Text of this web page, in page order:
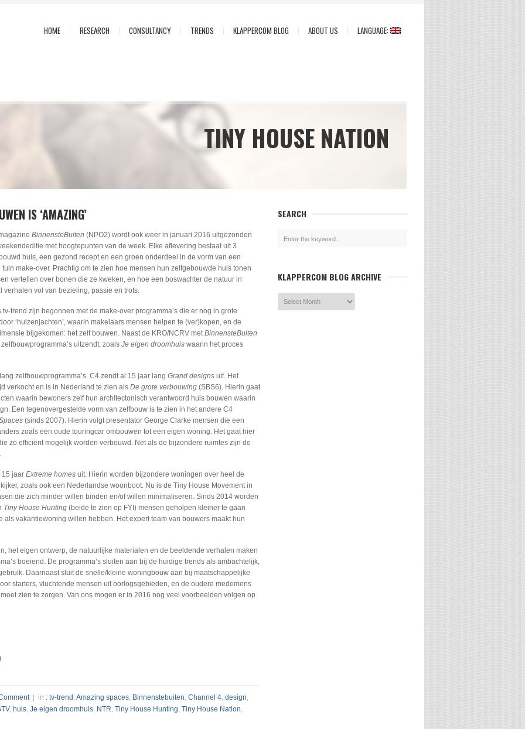
HOME RESEARCH CONSULTANCY TRENDS KLAPPERCOM BLOG ABOUT US LANGUAGE:
TINY HOUSE NATION
IS ‘AMAZING’
BinnensteBuiten (NPO2) wordt ook weer in januari 2016 uitgezonden
met hoogtepunten van de week. Elke aflevering bestaat uit 3
huis, een gezond recept en een groen onderdeel in de vorm van een
make-over. Prachtig om te zien hoe mensen hun zelfgebouwde huis tonen
vertellen over bonen die ze kweken, en hoe een boswachter de natuur in
verhalen vol van bezieling, passie en trots.
tv-trend zijn begonnen met de make-over programma’s die er nog in grote
‘huizenjachten’, waarin makelaars mensen helpen te (ver)kopen, en de
bijgekomen: het zelf bouwen. Naast de KRO/NCRV metBinnensteBuiten
uitzendt, zoals Je eigen droomhuis waarin het proces
zelfbouwprogramma’s. C4 zendt al 15 jaar lang Grand designs uit. Het
verkocht en is in Nederland te zien als De grote verbouwing (SBS6). Hierin gaat
waarin bewoners zelf hun architectonisch verantwoord huis bouwen waarin
Een tegenovergestelde vorm van zelfbouw is te zien in het andere C4
(sinds 2007). Hierin volgt presentator George Clarke mensen die een
zoals een oude touringcar ombouwen tot een eigen woning. Het gaat hier
zo efficiënt mogelijk worden verbouwd. Net als de bijzondere ruimtes zijn de
15 jaar Extreme homes uit. Hierin worden bijzondere woningen over heel de
zoals ook een Nederlandse woonboot. Nu is de Tiny House Movement in
die zich minder willen binden en/of willen minimaliseren. Sinds 2014 worden
Tiny House Hunting (beide te zien op FYI) mensen geholpen kleiner te gaan
als vakantiewoning willen hebben. Het expert team van bouwers maakt hun
het eigen ontwerp, de natuurlijke materialen en de beeldende verhalen maken
boeiend. De programma’s sluiten aan bij de huidige trends als ambachtelijk,
Daarnaast sluit de snelle/kleine woningbouw aan bij maatschappelijke
starters, vluchtende mensen uit oorlogsgebieden, en de oudere medemens
zien te zorgen. Van ons mogen er in 2016 nog veel voorbeelden volgen op
| in : tv-trend , Amazing spaces, Binnenstebuiten, Channel 4, design,
, huis, Je eigen droomhuis, NTR, Tiny House Hunting, Tiny House Nation,
SEARCH
KLAPPERCOM BLOG ARCHIVE